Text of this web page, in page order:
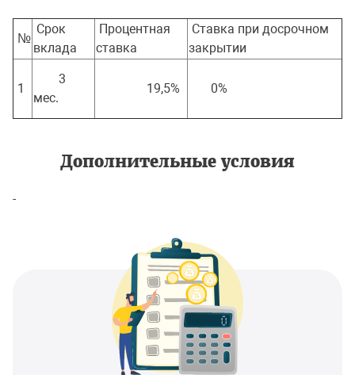
№
Срок
вклада
Процентная
ставка
Ставка при досрочном
закрытии
1
3
мес.
19,5% 0%
Дополнительные условия
-